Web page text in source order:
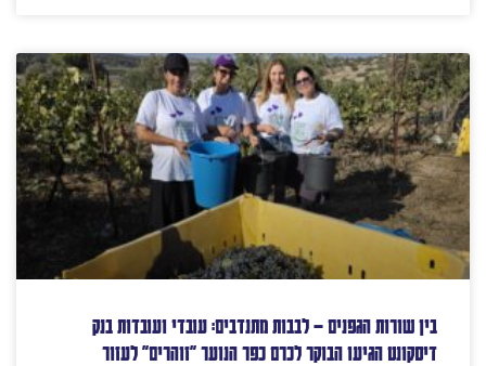
בין שורות הגפנים – לבבות מתנדבים: עובדי ועובדות בנק
דיסקונט הגיעו הבוקר לכרם כפר הנוער "זוהרים" לעזור